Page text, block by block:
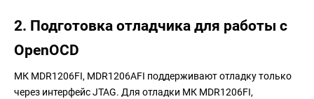
2. Подготовка отладчика для работы с
OpenOCD
МК MDR1206FI, MDR1206AFI поддерживают отладку только
через интерфейс JTAG. Для отладки МК MDR1206FI,